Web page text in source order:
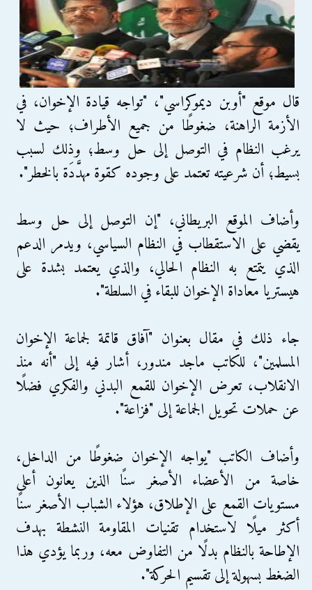
قال موقع "أوبن ديموكراسي"، "تواجه قيادة الإخوان، في
الأزمة الراهنة، ضغوطًا من جميع الأطراف؛ حيث لا
يرغب النظام في التوصل إلى حل وسط؛ وذلك لسبب
بسيط؛ أن شرعيته تعتمد على وجوده كقوة مهدَّدَة بالخطر".
وأضاف الموقع البريطاني، "إن التوصل إلى حل وسط
يقضي على الاستقطاب في النظام السياسي، ويدمر الدعم
الذي يتمتع به النظام الحالي، والذي يعتمد بشدة على
هيستريا معاداة الإخوان للبقاء في السلطة".
جاء ذلك في مقال بعنوان "آفاق قاتمة لجماعة الإخوان
المسلمين"، للكاتب ماجد مندور، أشار فيه إلى "أنه منذ
الانقلاب، تعرض الإخوان للقمع البدني والفكري فضلًا
عن حملات تحويل الجماعة إلى "فزاعة".
وأضاف الكاتب "يواجه الإخوان ضغوطًا من الداخل،
خاصة من الأعضاء الأصغر سنًا الذين يعانون أعلى
مستويات القمع على الإطلاق، هؤلاء الشباب الأصغر سنًا
أكثر ميلًا لاستخدام تقنيات المقاومة النشطة بهدف
الإطاحة بالنظام بدلًا من التفاوض معه، وربما يؤدي هذا
الضغط بسهولة إلى تقسيم الحركة".